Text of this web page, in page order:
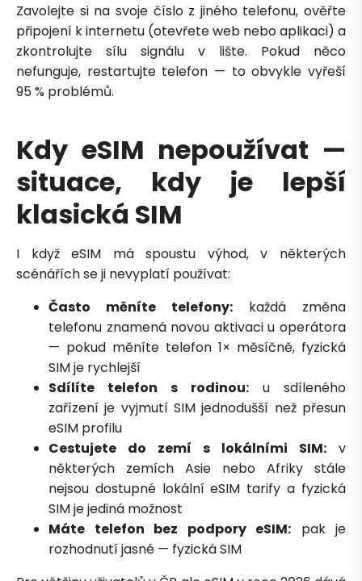
Zavolejte si na svoje číslo z jiného telefonu, ověřte
připojení k internetu (otevřete web nebo aplikaci) a
zkontrolujte sílu signálu v lište. Pokud něco
nefunguje, restartujte telefon — to obvykle vyřeší
95 % problémů.
Kdy eSIM nepoužívat —
situace, kdy je lepší
klasická SIM
I když eSIM má spoustu výhod, v některých
scénářích se ji nevyplatí používat:
Často měníte telefony: každá změna
telefonu znamená novou aktivaci u operátora
— pokud měníte telefon 1× měsíčně, fyzická
SIM je rychlejší
Sdílíte telefon s rodinou: u sdíleného
zařízení je vyjmutí SIM jednodušší než přesun
eSIM profilu
Cestujete do zemí s lokálními SIM: v
některých zemích Asie nebo Afriky stále
nejsou dostupné lokální eSIM tarify a fyzická
SIM je jediná možnost
Máte telefon bez podpory eSIM: pak je
rozhodnutí jasné — fyzická SIM